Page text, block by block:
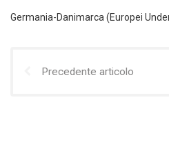
Germania-Danimarca (Europei
Precedente articolo